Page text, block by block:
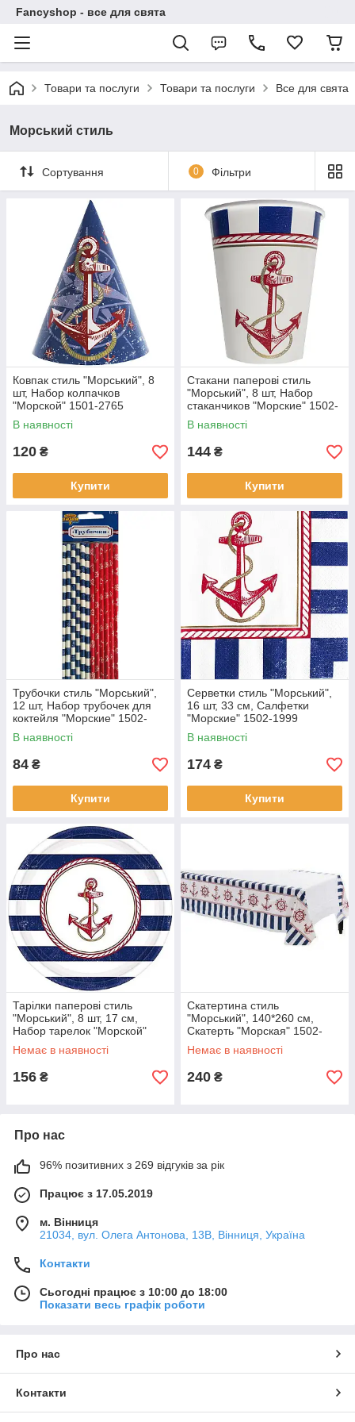
Fancyshop - все для свята
Товари та послуги Товари та послуги Все для свята
Морський стиль
Сортування 0 Фільтри
Ковпак стиль "Морський", 8
шт, Набор колпачков
"Морской" 1501-2765
В наявності
120 ₴
Купити
Стакани паперові стиль
"Морський", 8 шт, Набор
стаканчиков "Морские" 1502-
2002
В наявності
144 ₴
Купити
Трубочки стиль "Морський",
12 шт, Набор трубочек для
коктейля "Морские" 1502-
2058
В наявності
84 ₴
Купити
Серветки стиль "Морський",
16 шт, 33 см, Салфетки
"Морские" 1502-1999
В наявності
174 ₴
Купити
Тарілки паперові стиль
"Морський", 8 шт, 17 см,
Набор тарелок "Морской"
1502-1993
Немає в наявності
156 ₴
Скатертина стиль
"Морський", 140*260 см,
Скатерть "Морская" 1502-
2056
Немає в наявності
240 ₴
Про нас
96% позитивних з 269 відгуків за рік
Працює з 17.05.2019
м. Вінниця
21034, вул. Олега Антонова, 13В, Вінниця, Україна
Контакти
Сьогодні працює з 10:00 до 18:00
Показати весь графік роботи
Про нас
Контакти